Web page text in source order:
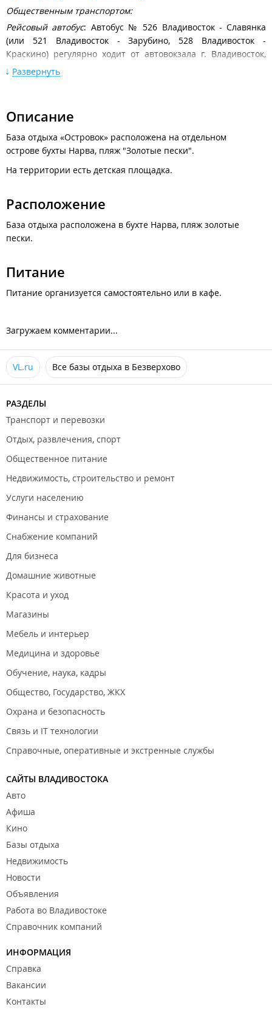
Общественным транспортом:
Рейсовый автобус: Автобус № 526 Владивосток - Славянка
(или 521 Владивосток - Зарубино, 528 Владивосток -
Краскино) регулярно ходит от автовокзала г. Владивосток,
доехать до поворота на Безверхово (время в пути - 3 часа 30
минут). Далее на такси.
автовокзала Владивосток
На собственном автомобиле:
По трассе М60 Владивосток-Хабаровск до поворота на
Раздольное, затем по главной дороге поселка до поворота
проезжать его (трассе идет сквозь поселок) и еще 20 км. до
поворота на Безверхово.
Развернуть
Описание
База отдыха «Островок» расположена на отдельном
острове бухты Нарва, пляж "Золотые пески".
На территории есть детская площадка.
Расположение
База отдыха расположена в бухте Нарва, пляж золотые
пески.
Питание
Питание организуется самостоятельно или в кафе.
Загружаем комментарии...
VL.ru Все базы отдыха в Безверхово
РАЗДЕЛЫ
Транспорт и перевозки
Отдых, развлечения, спорт
Общественное питание
Недвижимость, строительство и ремонт
Услуги населению
Финансы и страхование
Снабжение компаний
Для бизнеса
Домашние животные
Красота и уход
Магазины
Мебель и интерьер
Медицина и здоровье
Обучение, наука, кадры
Общество, Государство, ЖКХ
Охрана и безопасность
Связь и IT технологии
Справочные, оперативные и экстренные службы
САЙТЫ ВЛАДИВОСТОКА
Авто
Афиша
Кино
Базы отдыха
Недвижимость
Новости
Объявления
Работа во Владивостоке
Справочник компаний
ИНФОРМАЦИЯ
Справка
Вакансии
Контакты